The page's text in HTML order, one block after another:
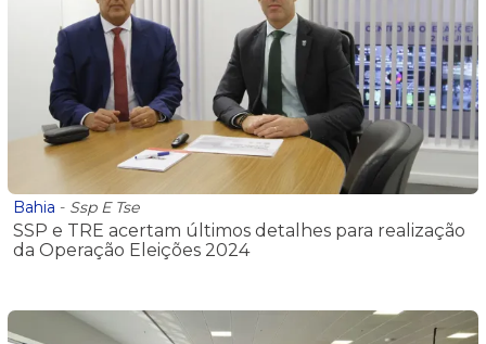
Bahia - Ssp E Tse
SSP e TRE acertam últimos detalhes para realização
da Operação Eleições 2024